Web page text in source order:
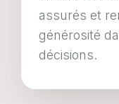
assurés et
générosité
décisions.